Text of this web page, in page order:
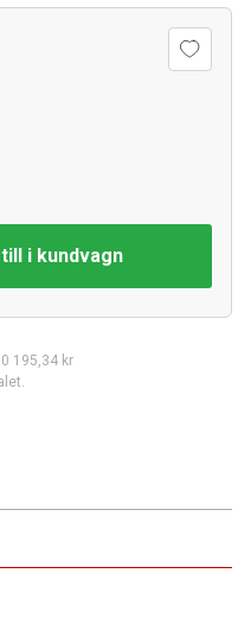
i kundvagn
195,34 kr